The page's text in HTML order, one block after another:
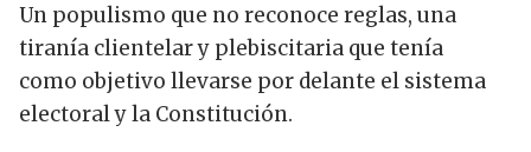
Un populismo que no reconoce reglas, una
tiranía clientelar y plebiscitaria que tenía
como objetivo llevarse por delante el sistema
electoral y la Constitución.